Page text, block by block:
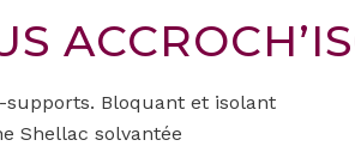
Bloquant et isolant
Shellac solvantée